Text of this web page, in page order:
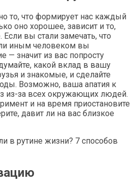
то, что формирует нас каждый
оно хорошее, зависит и то,
Если вы стали замечать, что
иным человеком вы
— значит из вас попросту
какой вклад в вашу
и знакомые, и сделайте
Возможно, ваша апатия к
из-за всех окружающих людей.
и на время приостановите
давит ли на вас близкое